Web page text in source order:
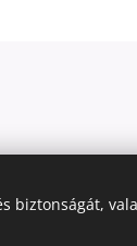
biztonságát,